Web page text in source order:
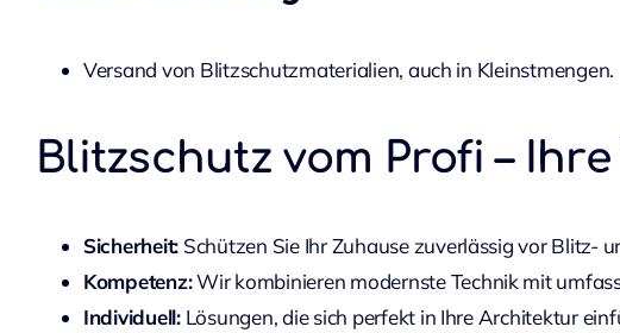
Versand von Blitzschutzmaterialien, auch in Kleinstmengen.
Blitzschutz vom Profi –
Sicherheit: Schützen Sie Ihr Zuhause zuverlässig vor Blitz-
Kompetenz:Wir kombinieren modernste Technik mit
Individuell:Lösungen, die sich perfekt in Ihre Architektur